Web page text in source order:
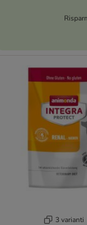
3 varianti